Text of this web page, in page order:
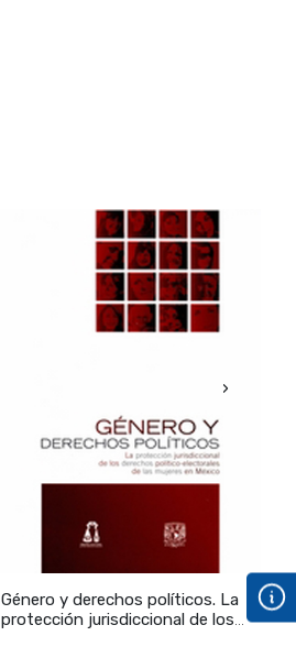
Género y derechos políticos. La
protección jurisdiccional de los
›